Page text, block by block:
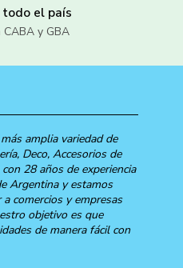
todo el país
CABA y GBA
amplia variedad de
Deco, Accesorios de
28 años de experiencia
Argentina y estamos
comercios y empresas
objetivo es que
de manera fácil con